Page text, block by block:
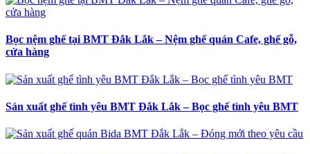
Bọc nệm ghế tại BMT Đắk Lắk – Nệm ghế quán Cafe, ghế gỗ,
cửa hàng
Sản xuất ghế tình yêu BMT Đắk Lắk – Bọc ghế tình yêu BMT